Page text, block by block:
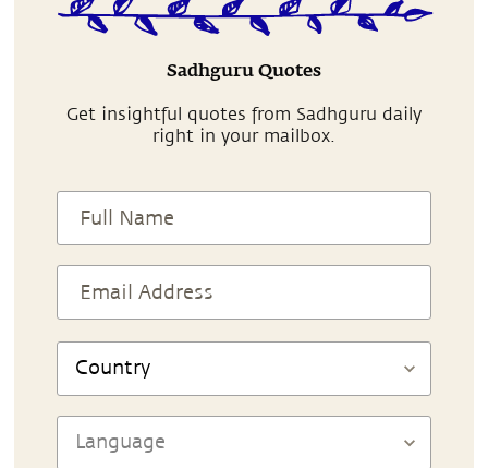
Sadhguru Quotes
Get insightful quotes from Sadhguru daily
right in your mailbox.